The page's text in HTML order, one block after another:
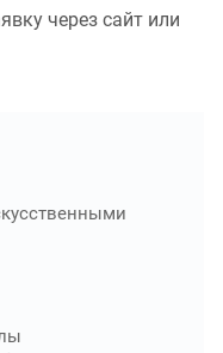
через сайт или